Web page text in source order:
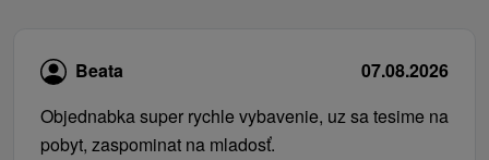
Beata
07.08.2026
Objednabka super rychle vybavenie, uz sa tesime na
pobyt, zaspominat na mladosť.